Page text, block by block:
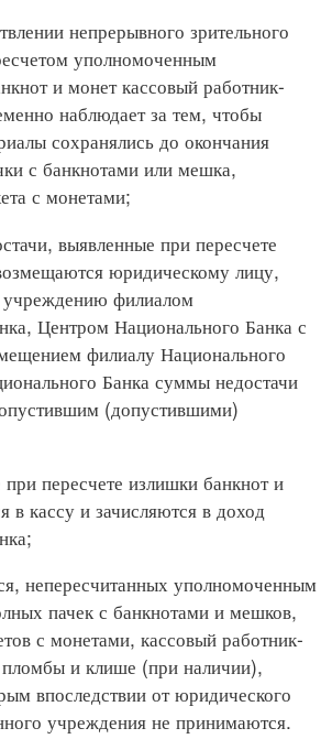
непрерывного зрительного
уполномоченным
и монет кассовый работник-
наблюдает за тем, чтобы
сохранялись до окончания
с банкнотами или мешка,
с монетами;
выявленные при пересчете
юридическому лицу,
учреждению филиалом
Центром Национального Банка с
филиалу Национального
Банка суммы недостачи
(допустившими)
пересчете излишки банкнот и
в кассу и зачисляются в доход
непересчитанных уполномоченным
пачек с банкнотами и мешков,
с монетами, кассовый работник-
пломбы и клише (при наличии),
впоследствии от юридического
учреждения не принимаются.